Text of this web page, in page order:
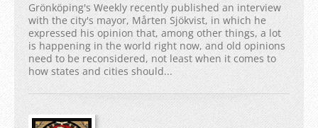
Grönköping's Weekly recently published an interview
with the city's mayor, Mårten Sjökvist, in which he
expressed his opinion that, among other things, a lot
is happening in the world right now, and old opinions
need to be reconsidered, not least when it comes to
how states and cities should...